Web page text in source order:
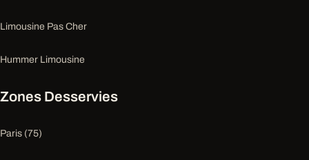
Limousine Pas Cher
Hummer Limousine
Zones Desservies
Paris (75)